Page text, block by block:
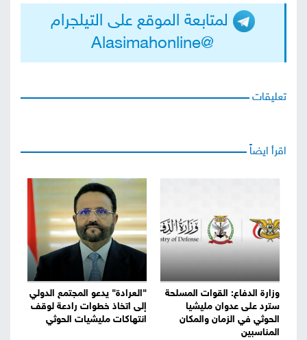
لمتابعة الموقع على التيلجرام
@Alasimahonline
تعليقات
اقرأ ايضاً
وزارة الدفاع: القوات المسلحة
سترد على عدوان مليشيا
الحوثي في الزمان والمكان
المناسبين
"العرادة" يدعو المجتمع الدولي
إلى اتخاذ خطوات رادعة لوقف
انتهاكات مليشيات الحوثي